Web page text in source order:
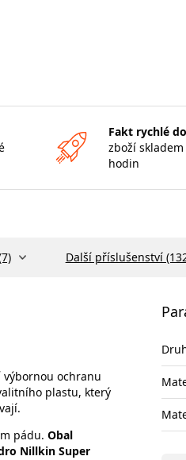
Fakt rychlé
zboží
hodin
Další příslušenství
výbornou ochranu
plastu, který
pádu. Obal
Nillkin Super